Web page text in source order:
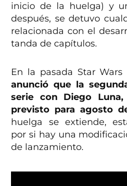
inicio de la huelga) y
después, se detuvo
relacionada con el
tanda de capítulos.
En la pasada Star Wars
anunció que la
serie con Diego
previsto para agosto
huelga se extiende,
por si hay una
de lanzamiento.